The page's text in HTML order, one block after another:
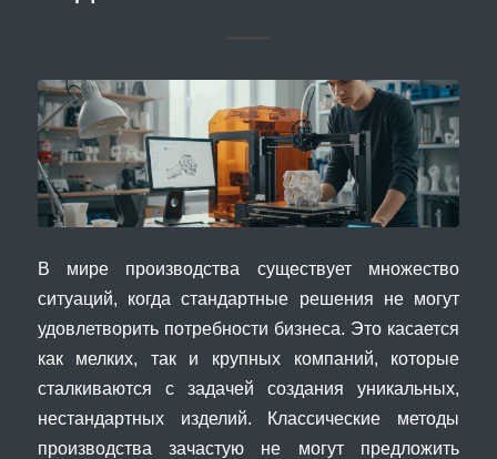
В мире производства существует множество
ситуаций, когда стандартные решения не могут
удовлетворить потребности бизнеса. Это касается
как мелких, так и крупных компаний, которые
сталкиваются с задачей создания уникальных,
нестандартных изделий. Классические методы
производства зачастую не могут предложить